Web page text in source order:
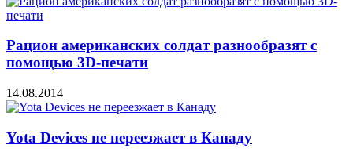
Рацион американских солдат разнообразят с
помощью 3D-печати
14.08.2014
Yota Devices не переезжает в Канаду